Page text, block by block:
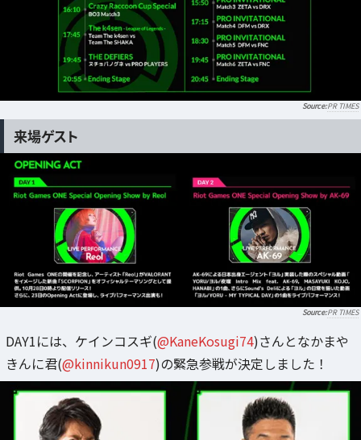
PR TIMES
来場ゲスト
PR TIMES
DAY1には、ケインコスギ(@KaneKosugi74)さんとなかまや
きんに君(@kinnikun0917)の緊急参戦が決定しました！